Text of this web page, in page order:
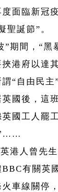
面臨新冠
聖誕節”。
”期間，“黑
港府以達
“自由民主
國後，這
國工人罷
”……
港人曾先
有關英
車線關停